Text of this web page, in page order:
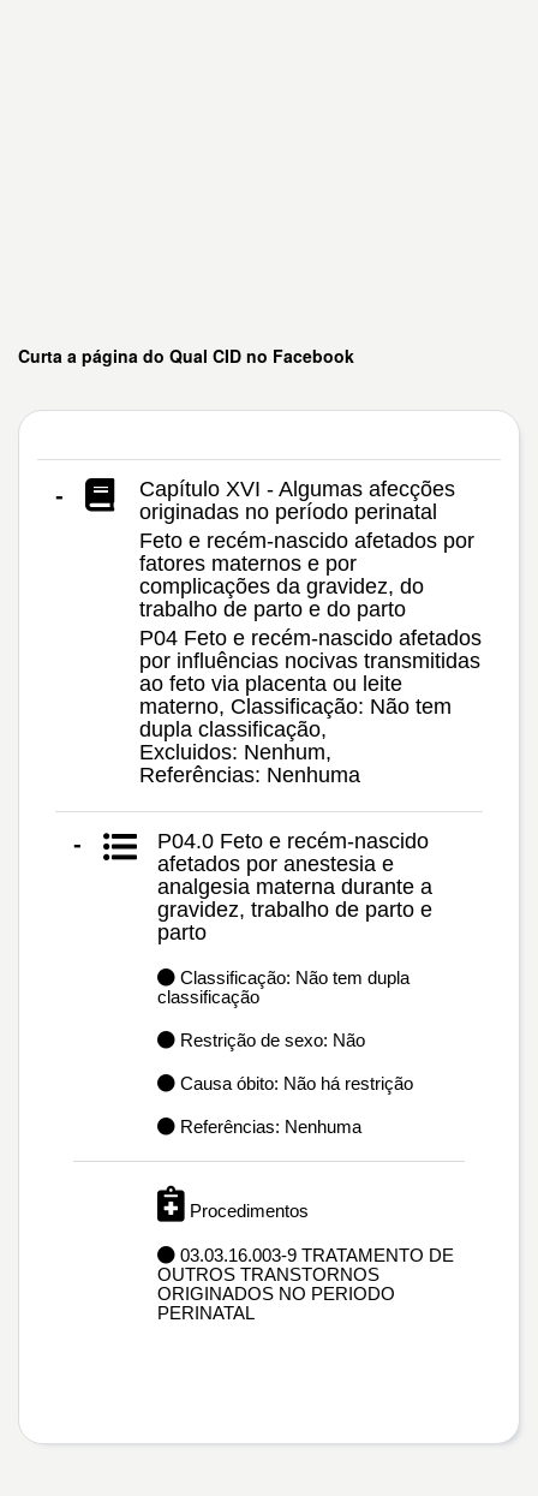
Curta a página do Qual CID no Facebook
-
Capítulo XVI - Algumas afecções
originadas no período perinatal
Feto e recém-nascido afetados por
fatores maternos e por
complicações da gravidez, do
trabalho de parto e do parto
P04 Feto e recém-nascido afetados
por influências nocivas transmitidas
ao feto via placenta ou leite
materno, Classificação: Não tem
dupla classificação,
Excluidos: Nenhum,
Referências: Nenhuma
-
P04.0 Feto e recém-nascido
afetados por anestesia e
analgesia materna durante a
gravidez, trabalho de parto e
parto
Classificação: Não tem dupla
classificação
Restrição de sexo: Não
Causa óbito: Não há restrição
Referências: Nenhuma
Procedimentos
03.03.16.003-9 TRATAMENTO DE
OUTROS TRANSTORNOS
ORIGINADOS NO PERIODO
PERINATAL